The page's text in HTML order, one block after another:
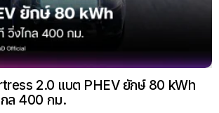
2.0 แบต PHEV ยักษ์ 80 kWh
กล 400 กม.